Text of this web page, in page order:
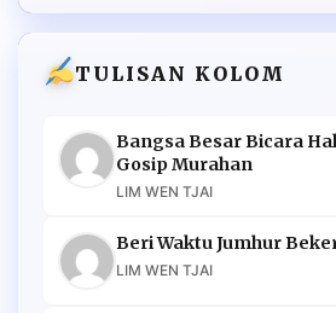
TULISAN KOLOM
Bangsa Besar Bicara
Gosip Murahan
LIM WEN TJAI
Beri Waktu Jumhur
LIM WEN TJAI